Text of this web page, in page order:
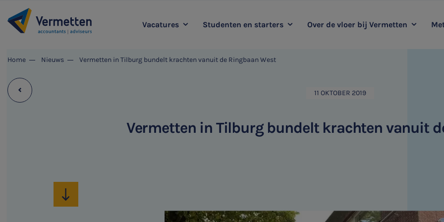
|
Vacatures Studenten en starters Over de vloer bij Vermetten
Home Nieuws Vermetten in Tilburg bundelt krachten vanuit de Ringbaan West
11 OKTOBER 2019
Vermetten in Tilburg bundelt krachten vanuit